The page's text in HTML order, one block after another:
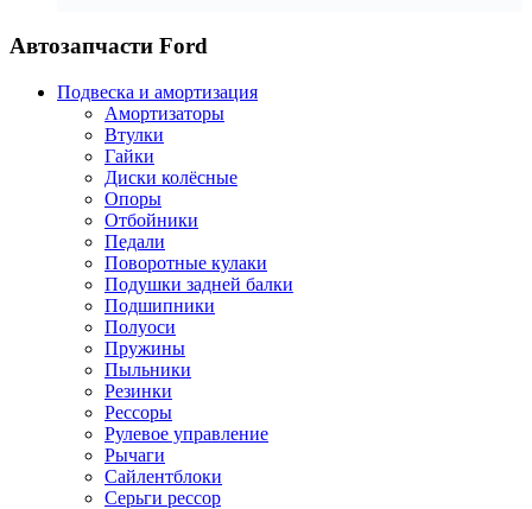
Автозапчасти Ford
Подвеска и амортизация
Амортизаторы
Втулки
Гайки
Диски колёсные
Опоры
Отбойники
Педали
Поворотные кулаки
Подушки задней балки
Подшипники
Полуоси
Пружины
Пыльники
Резинки
Рессоры
Рулевое управление
Рычаги
Сайлентблоки
Серьги рессор